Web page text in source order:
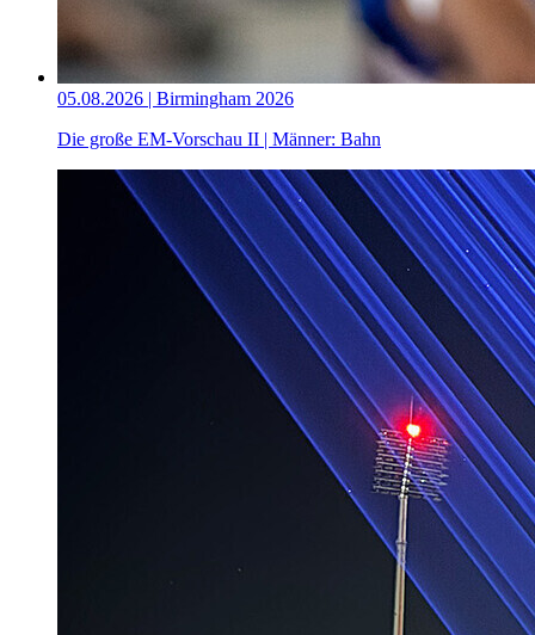
05.08.2026 | Birmingham 2026
Die große EM-Vorschau II | Männer: Bahn